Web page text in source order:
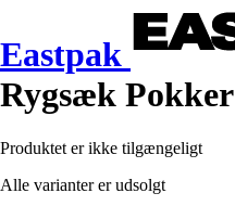
Eastpak
Rygsæk Pokker
Produktet er ikke tilgængeligt
Alle varianter er udsolgt